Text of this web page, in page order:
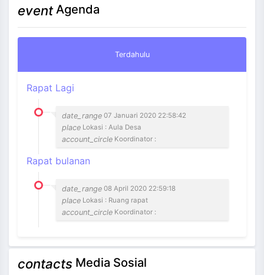
eventAgenda
Terdahulu
Rapat Lagi
date_range 07 Januari 2020 22:58:42
place Lokasi : Aula Desa
account_circle Koordinator :
Rapat bulanan
date_range 08 April 2020 22:59:18
place Lokasi : Ruang rapat
account_circle Koordinator :
contacts Media Sosial